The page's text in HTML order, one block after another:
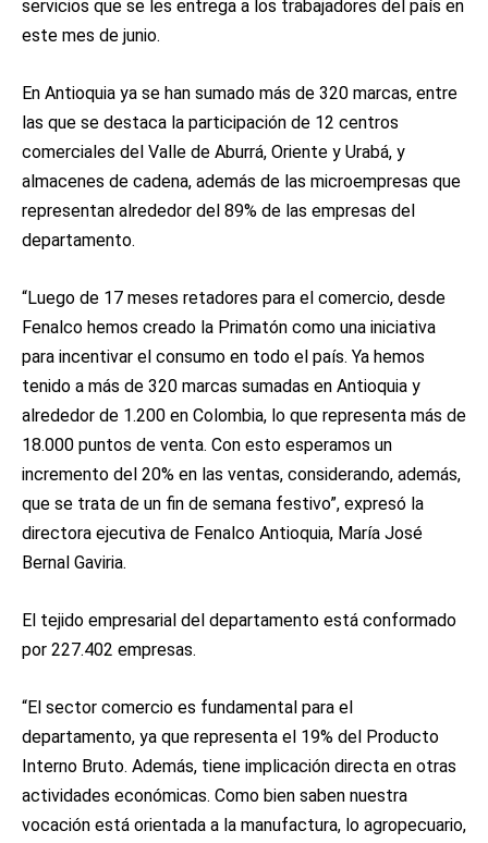
servicios que se les entrega a los trabajadores del país en
este mes de junio.
En Antioquia ya se han sumado más de 320 marcas, entre
las que se destaca la participación de 12 centros
comerciales del Valle de Aburrá, Oriente y Urabá, y
almacenes de cadena, además de las microempresas que
representan alrededor del 89% de las empresas del
departamento.
“Luego de 17 meses retadores para el comercio, desde
Fenalco hemos creado la Primatón como una iniciativa
para incentivar el consumo en todo el país. Ya hemos
tenido a más de 320 marcas sumadas en Antioquia y
alrededor de 1.200 en Colombia, lo que representa más de
18.000 puntos de venta. Con esto esperamos un
incremento del 20% en las ventas, considerando, además,
que se trata de un fin de semana festivo”, expresó la
directora ejecutiva de Fenalco Antioquia, María José
Bernal Gaviria.
El tejido empresarial del departamento está conformado
por 227.402 empresas.
“El sector comercio es fundamental para el
departamento, ya que representa el 19% del Producto
Interno Bruto. Además, tiene implicación directa en otras
actividades económicas. Como bien saben nuestra
vocación está orientada a la manufactura, lo agropecuario,